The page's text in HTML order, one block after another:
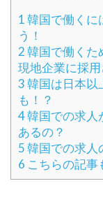
1韓国で働くに
う！
2韓国で働くた
現地企業に採用
3韓国は日本以
も！？
4韓国での求人
あるの？
5韓国での求人
6 こちらの記事